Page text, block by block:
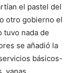
el pastel del
otro gobierno el
tuvo nada de
se añadió la
básicos-